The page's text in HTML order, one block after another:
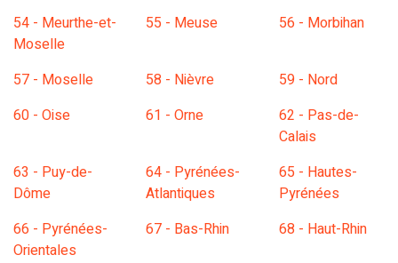
54 - Meurthe-et-
Moselle
55 - Meuse 56 - Morbihan
57 - Moselle 58 - Nièvre
59 - Nord
60 - Oise
61 - Orne
62 - Pas-de-
Calais
63 - Puy-de-
Dôme
64 - Pyrénées-
Atlantiques
65 - Hautes-
Pyrénées
66 - Pyrénées-
Orientales
67 - Bas-Rhin 68 - Haut-Rhin